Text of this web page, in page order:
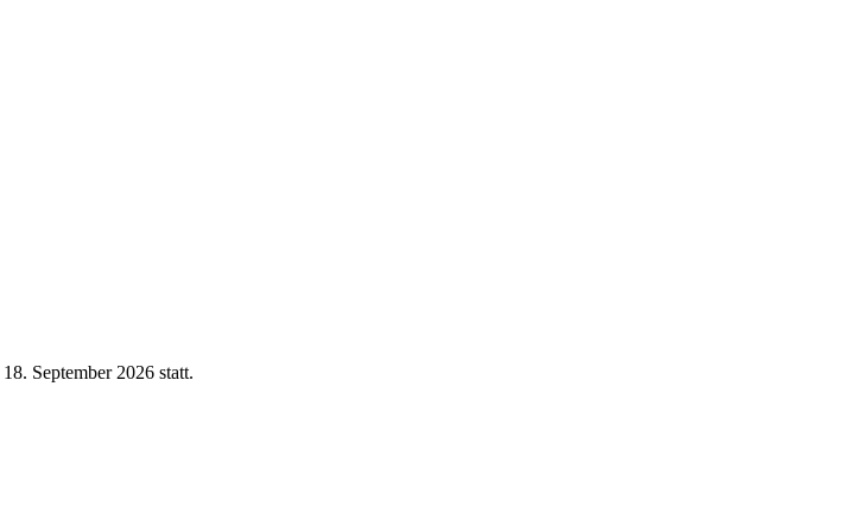
18. September 2026 statt.